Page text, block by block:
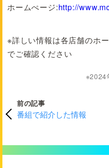
ホームぺージ:http://
※詳しい情報は各店舗のホ
でご確認ください
2024
前の記事
番組で紹介した情報